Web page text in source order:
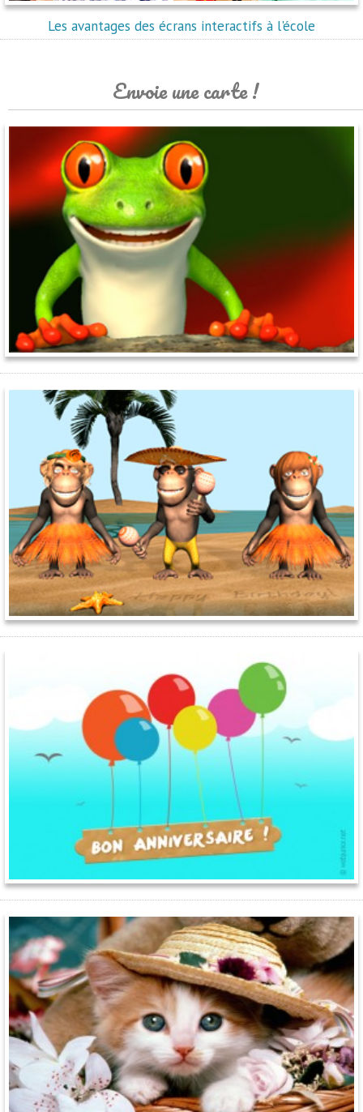
Les avantages des écrans interactifs à l'école
Envoie une carte !